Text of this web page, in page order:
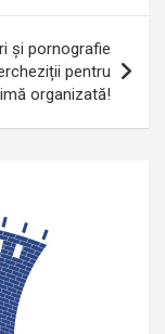
și pornografie
pentru
organizată!